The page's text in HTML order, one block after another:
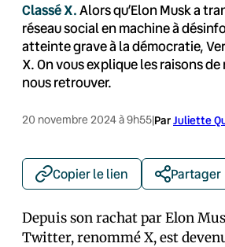
Classé X.Alors qu’Elon Musk a
réseau social en machine à
atteinte grave à la démocratie,
X. On vous explique les raisons
nous retrouver.
20 novembre 2024 à 9h55|ParJuliette
Copier le lien Partager
Depuis son rachat par Elon
Twitter, renommé X, est